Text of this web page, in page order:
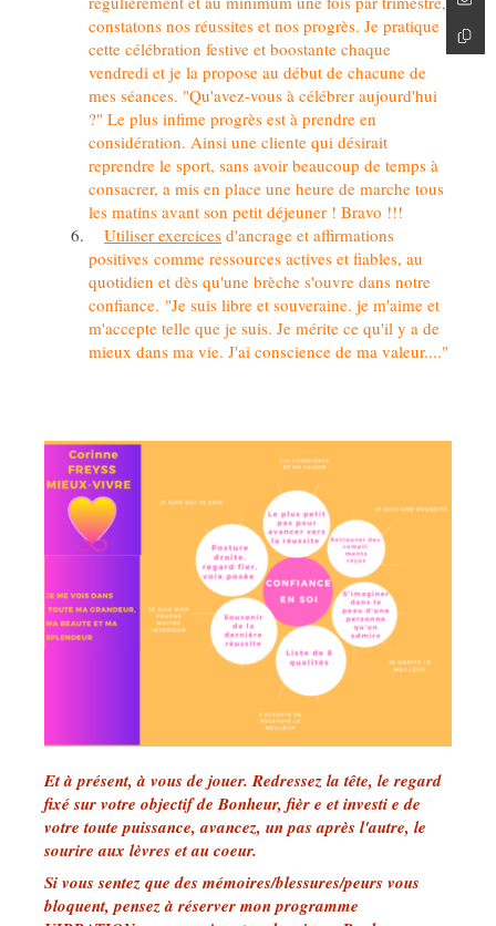
constatons nos réussites et nos progrès. Je pratique
cette célébration festive et boostante chaque
vendredi et je la propose au début de chacune de
mes séances. "Qu'avez-vous à célébrer aujourd'hui
?" Le plus infime progrès est à prendre en
considération. Ainsi une cliente qui désirait
reprendre le sport, sans avoir beaucoup de temps à
consacrer, a mis en place une heure de marche tous
les matins avant son petit déjeuner ! Bravo !!!
Utiliser exercices d'ancrage et affirmations
positives comme ressources actives et fiables, au
quotidien et dès qu'une brèche s'ouvre dans notre
confiance. "Je suis libre et souveraine. je m'aime et
m'accepte telle que je suis. Je mérite ce qu'il y a de
mieux dans ma vie. J'ai conscience de ma valeur...."
Et à présent, à vous de jouer. Redressez la tête, le regard
fixé sur votre objectif de Bonheur, fièr e et investi e de
votre toute puissance, avancez, un pas après l'autre, le
sourire aux lèvres et au coeur.
Si vous sentez que des mémoires/blessures/peurs vous
bloquent, pensez à réserver mon programme